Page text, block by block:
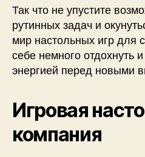
Так что не упустите
рутинных задач и
мир настольных игр для
себе немного отдохнуть
энергией перед новыми
Игровая
компания